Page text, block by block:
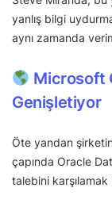
yanlış bilgi
aynı zamanda
Microsoft
Genişletiyor
Öte yandan
çapında Oracle
talebini karşılamak